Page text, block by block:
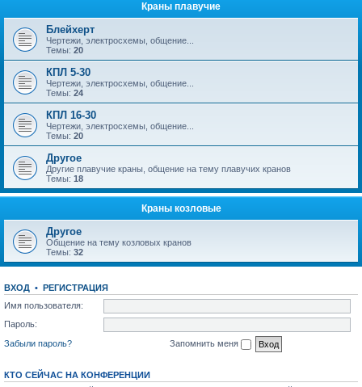
Краны плавучие
Блейхерт
Чертежи, электросхемы, общение...
Темы: 20
КПЛ 5-30
Чертежи, электросхемы, общение...
Темы: 24
КПЛ 16-30
Чертежи, электросхемы, общение...
Темы: 20
Другое
Другие плавучие краны, общение на тему плавучих кранов
Темы: 18
Краны козловые
Другое
Общение на тему козловых кранов
Темы: 32
ВХОД • РЕГИСТРАЦИЯ
Имя пользователя:
Пароль:
Забыли пароль?
Запомнить меня
КТО СЕЙЧАС НА КОНФЕРЕНЦИИ